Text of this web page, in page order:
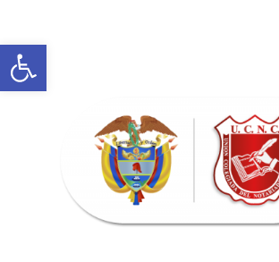
Abrir barra de herramientas